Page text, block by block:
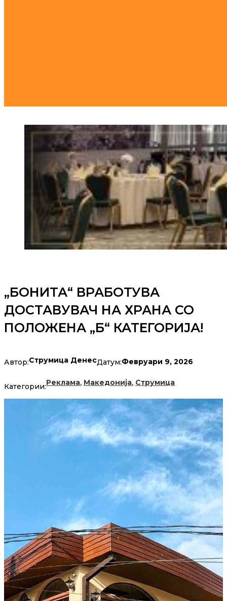
„БОНИТА“ ВРАБОТУВА
ДОСТАВУВАЧ НА ХРАНА СО
ПОЛОЖЕНА „Б“ КАТЕГОРИЈА!
Автор:Струмица ДенесДатум:Февруари 9, 2026
Категории:Реклама, Македонија, Струмица